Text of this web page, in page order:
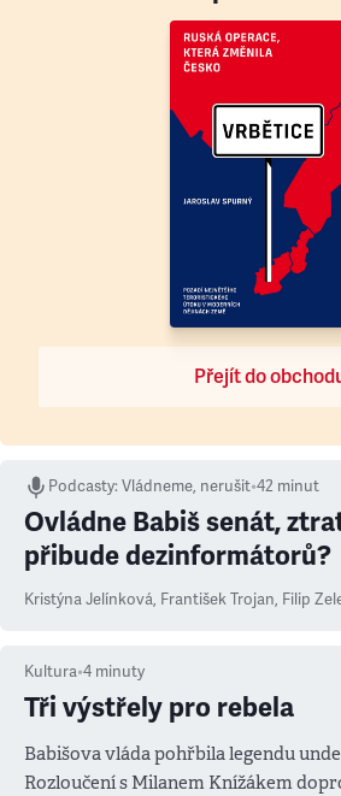
Přejít do
Podcasty:Vládneme, nerušit•42 minut
Ovládne Babiš senát,
přibude dezinformátorů?
Kristýna Jelínková, František Trojan, Filip
Kultura•4 minuty
Tři výstřely pro rebela
Babišova vláda pohřbila legendu
Rozloučení s Milanem Knížákem